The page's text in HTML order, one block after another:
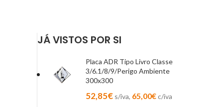
JÁ VISTOS POR SI
Placa ADR Tipo Livro Classe
3/6.1/8/9/Perigo Ambiente
300x300
52,85€ s/iva, 65,00€c/iva